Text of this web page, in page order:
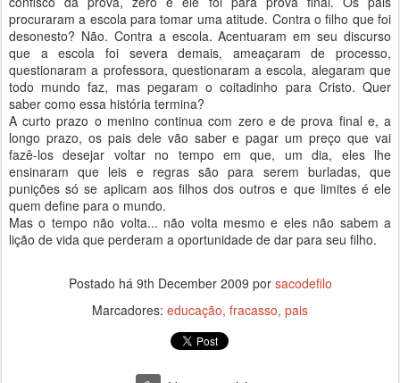
procuraram a escola para tomar uma atitude. Contra o filho que foi
desonesto? Não. Contra a escola. Acentuaram em seu discurso
que a escola foi severa demais, ameaçaram de processo,
questionaram a professora, questionaram a escola, alegaram que
todo mundo faz, mas pegaram o coitadinho para Cristo. Quer
saber como essa história termina?
A curto prazo o menino continua com zero e de prova final e, a
longo prazo, os pais dele vão saber e pagar um preço que vai
fazê-los desejar voltar no tempo em que, um dia, eles lhe
ensinaram que leis e regras são para serem burladas, que
punições só se aplicam aos filhos dos outros e que limites é ele
quem define para o mundo.
Mas o tempo não volta... não volta mesmo e eles não sabem a
lição de vida que perderam a oportunidade de dar para seu filho.
Postado há 9th December 2009 por sacodefilo
Marcadores: educação fracasso pais